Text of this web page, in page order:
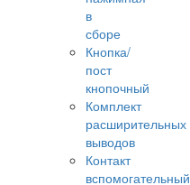
в
сборе
Кнопка/
пост
кнопочный
Комплект
расширительных
выводов
Контакт
вспомогательный